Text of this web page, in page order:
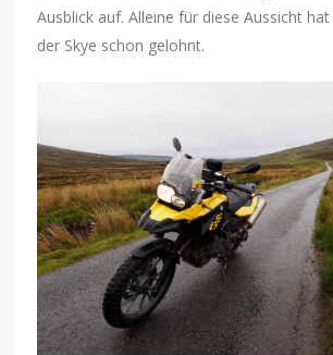
Ausblick auf. Alleine für diese Aussicht
der Skye schon gelohnt.